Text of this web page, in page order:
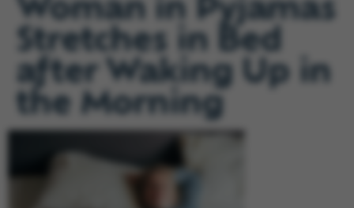
Stretches in Bed
after Waking Up in
the Morning